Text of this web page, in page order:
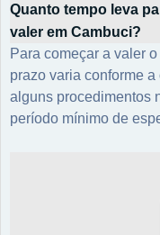
Quanto tempo leva
valer em Cambuci?
Para começar a valer
prazo varia conforme
alguns procedimentos
período mínimo de